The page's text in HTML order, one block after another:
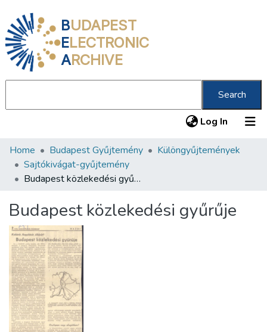
BUDAPEST
ELECTRONIC
ARCHIVE
Search
Log In (current)
Communities & Collections
All of DSpace
About us
Home Budapest Gyűjtemény
Különgyűjtemények
Sajtókivágat-gyűjtemény
Budapest közlekedési gyűrűje
Budapest közlekedési gyűrűje